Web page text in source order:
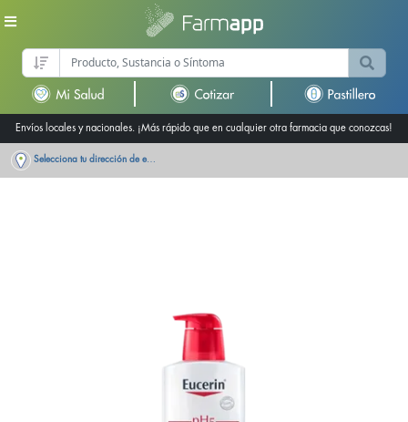
Envíos locales y nacionales. ¡Más rápido que en cualquier otra farmacia que conozcas!
Selecciona tu dirección de entrega